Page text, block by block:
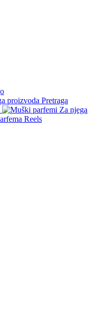
Pretraga
Za njega
Reels